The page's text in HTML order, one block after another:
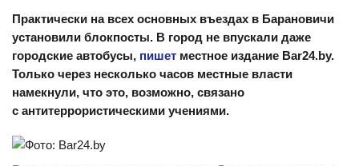
Практически на всех основных въездах в Барановичи
установили блокпосты. В город не впускали даже
городские автобусы, пишет местное издание Bar24.by.
Только через несколько часов местные власти
намекнули, что это, возможно, связано
с антитеррористическими учениями.